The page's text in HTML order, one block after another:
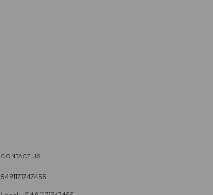
CONTACT US
5491171747455